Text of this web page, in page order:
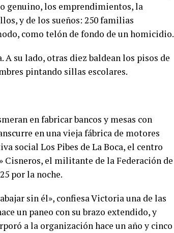
genuino, los emprendimientos, la
y de los sueños: 250 familias
como telón de fondo de un homicidio.
A su lado, otras diez baldean los pisos de
pintando sillas escolares.
en fabricar bancos y mesas con
en una vieja fábrica de motores
social Los Pibes de La Boca, el centro
el militante de la Federación de
por la noche.
sin él», confiesa Victoria una de las
un paneo con su brazo extendido, y
a la organización hace un año y cinco